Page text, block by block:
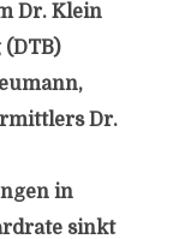
Dr. Klein
Dr.
in
sinkt